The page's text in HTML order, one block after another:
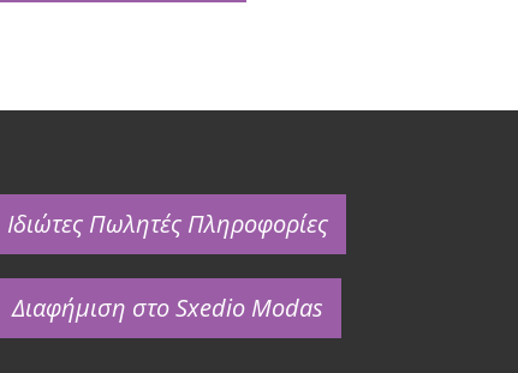
Ιδιώτες Πωλητές Πληροφορίες
Διαφήμιση στο Sxedio Modas